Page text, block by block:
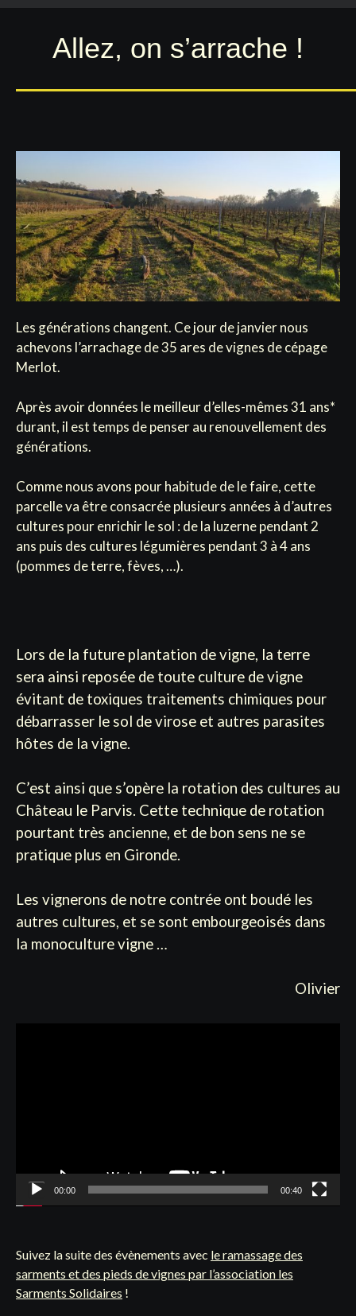
Allez, on s’arrache !
Les générations changent. Ce jour de janvier nous
achevons l’arrachage de 35 ares de vignes de cépage
Merlot.
Après avoir données le meilleur d’elles-mêmes 31 ans*
durant, il est temps de penser au renouvellement des
générations.
Comme nous avons pour habitude de le faire, cette
parcelle va être consacrée plusieurs années à d’autres
cultures pour enrichir le sol : de la luzerne pendant 2
ans puis des cultures légumières pendant 3 à 4 ans
(pommes de terre, fèves, …).
Lors de la future plantation de vigne, la terre
sera ainsi reposée de toute culture de vigne
évitant de toxiques traitements chimiques pour
débarrasser le sol de virose et autres parasites
hôtes de la vigne.
C’est ainsi que s’opère la rotation des cultures au
Château le Parvis. Cette technique de rotation
pourtant très ancienne, et de bon sens ne se
pratique plus en Gironde.
Les vignerons de notre contrée ont boudé les
autres cultures, et se sont embourgeoisés dans
la monoculture vigne …
Olivier
00:00 00:40
Suivez la suite des évènements avec le ramassage des
sarments et des pieds de vignes par l’association les
Sarments Solidaires !